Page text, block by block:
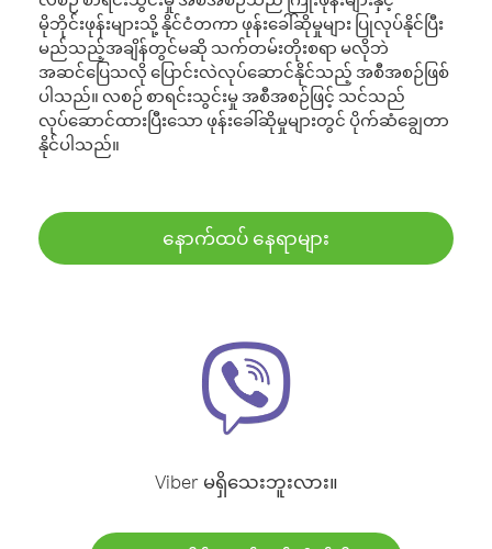
မိုဘိုင်းဖုန်းများသို့ နိုင်ငံတကာ ဖုန်းခေါ်ဆိုမှုများ ပြုလုပ်နိုင်ပြီး
မည်သည့်အချိန်တွင်မဆို သက်တမ်းတိုးစရာ မလိုဘဲ
အဆင်ပြေသလို ပြောင်းလဲလုပ်ဆောင်နိုင်သည့် အစီအစဉ်ဖြစ်
ပါသည်။ လစဉ် စာရင်းသွင်းမှု အစီအစဉ်ဖြင့် သင်သည်
လုပ်ဆောင်ထားပြီးသော ဖုန်းခေါ်ဆိုမှုများတွင် ပိုက်ဆံချွေတာ
နိုင်ပါသည်။
နောက်ထပ် နေရာများ
Viber မရှိသေးဘူးလား။